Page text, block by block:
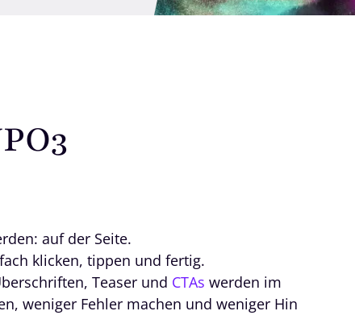
auf der Seite.
klicken, tippen und fertig.
Teaser und CTAs werden im
weniger Fehler machen und weniger Hin